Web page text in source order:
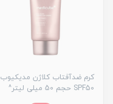
کرم ضدآفتاب کلاژن مدیکیوب
SPF50 حجم 50 میلی لیتر^